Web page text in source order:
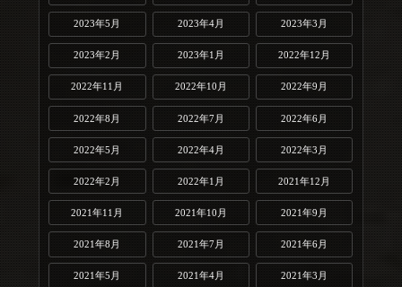
2023年5月 2023年4月 2023年3月
2023年2月 2023年1月 2022年12月
2022年11月 2022年10月 2022年9月
2022年8月 2022年7月 2022年6月
2022年5月 2022年4月 2022年3月
2022年2月 2022年1月 2021年12月
2021年11月 2021年10月 2021年9月
2021年8月 2021年7月 2021年6月
2021年5月 2021年4月 2021年3月